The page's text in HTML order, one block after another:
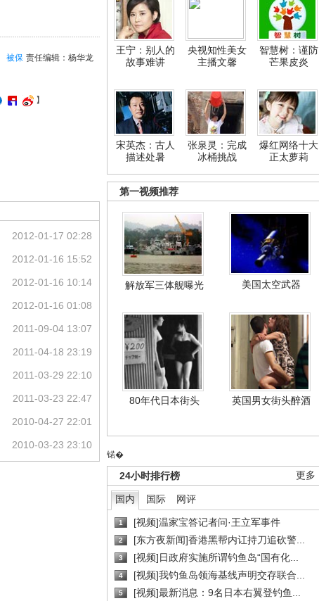
王宁：别人的
故事难讲
央视知性美女
主播文馨
智慧树：谨防
芒果皮炎
宋英杰：古人
描述处暑
张泉灵：完成
冰桶挑战
爆红网络十大
正太萝莉
第一视频推荐
解放军三体舰曝光 美国太空武器
80年代日本街头 英国男女街头醉酒
锘�
更多
24小时排行榜
国内 国际 网评
1 [视频]温家宝答记者问·王立军事件
2 [东方夜新闻]香港黑帮内讧持刀追砍警...
3 [视频]日政府实施所谓钓鱼岛“国有化...
4 [视频]我钓鱼岛领海基线声明交存联合...
5 [视频]最新消息：9名日本右翼登钓鱼...
责任编辑：杨华龙
被保
】
2012-01-17 02:28
2012-01-16 15:52
2012-01-16 10:14
2012-01-16 01:08
2011-09-04 13:07
2011-04-18 23:19
2011-03-29 22:10
2011-03-23 22:47
2010-04-27 22:01
2010-03-23 23:10